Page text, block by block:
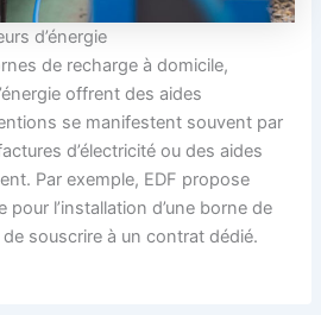
d’énergie
de recharge à domicile,
offrent des aides
se manifestent souvent par
d’électricité ou des aides
Par exemple, EDF propose
pour l’installation d’une borne de
souscrire à un contrat dédié.